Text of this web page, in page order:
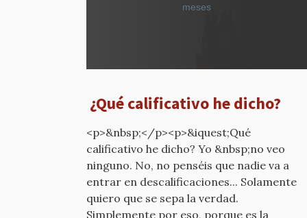
meses
por
old
¿Qué calificativo he dicho?
<p>&nbsp;</p><p>&iquest;Qué
calificativo he dicho? Yo &nbsp;no veo
ninguno. No, no penséis que nadie va a
entrar en descalificaciones... Solamente
quiero que se sepa la verdad.
Simplemente por eso, porque es la